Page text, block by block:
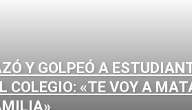
Y GOLPEÓ A
COLEGIO: «TE VOY A